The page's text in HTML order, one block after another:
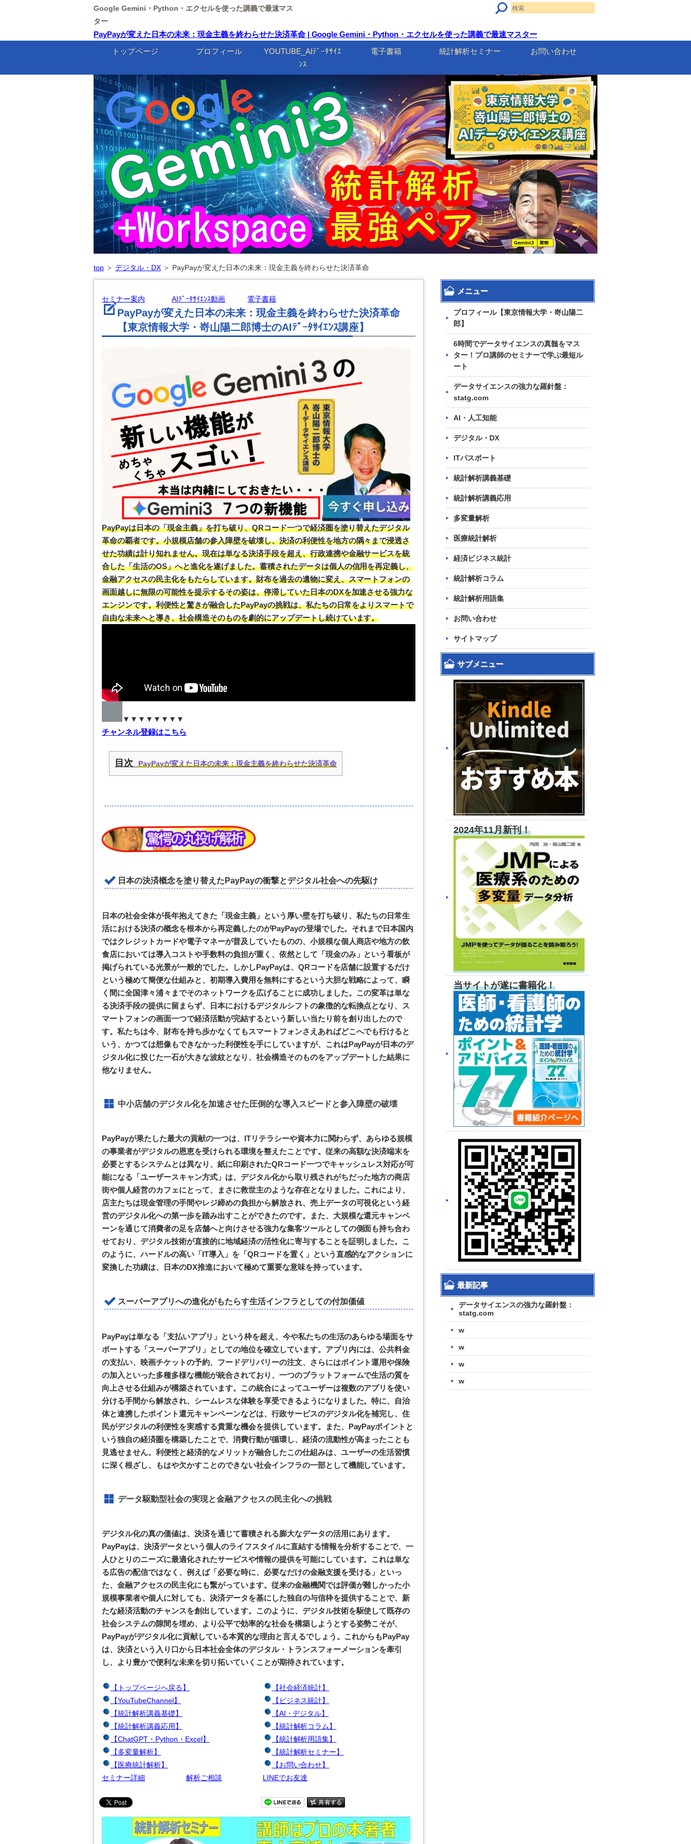
Google Gemini・Python・エクセルを使った講義で最速マス
ター
PayPayが変えた日本の未来：現金主義を終わらせた決済革命 | Google Gemini・Python・エクセルを使った講義で最速マスター
トップページ
プロフィール
YOUTUBE_AIﾃﾞｰﾀｻｲｴ
ﾝｽ
電子書籍 統計解析セミナー お問い合わせ
top＞ デジタル・DX＞ PayPayが変えた日本の未来：現金主義を終わらせた決済革命
セミナー案内 AIﾃﾞｰﾀｻｲｴﾝｽ動画 電子書籍
PayPayが変えた日本の未来：現金主義を終わらせた決済革命
【東京情報大学・嵜山陽二郎博士のAIﾃﾞｰﾀｻｲｴﾝｽ講座】
PayPayは日本の「現金主義」を打ち破り、QRコード一つで経済圏を塗り替えたデジタル
革命の覇者です。小規模店舗の参入障壁を破壊し、決済の利便性を地方の隅々まで浸透さ
せた功績は計り知れません。現在は単なる決済手段を超え、行政連携や金融サービスを統
合した「生活のOS」へと進化を遂げました。蓄積されたデータは個人の信用を再定義し、
金融アクセスの民主化をもたらしています。財布を過去の遺物に変え、スマートフォンの
画面越しに無限の可能性を提示するその姿は、停滞していた日本のDXを加速させる強力な
エンジンです。利便性と驚きが融合したPayPayの挑戦は、私たちの日常をよりスマートで
自由な未来へと導き、社会構造そのものを劇的にアップデートし続けています。
▼▼▼▼▼▼▼▼
チャンネル登録はこちら
目次PayPayが変えた日本の未来：現金主義を終わらせた決済革命
日本の決済概念を塗り替えたPayPayの衝撃とデジタル社会への先駆け
日本の社会全体が長年抱えてきた「現金主義」という厚い壁を打ち破り、私たちの日常生
活における決済の概念を根本から再定義したのがPayPayの登場でした。それまで日本国内
ではクレジットカードや電子マネーが普及していたものの、小規模な個人商店や地方の飲
食店においては導入コストや手数料の負担が重く、依然として「現金のみ」という看板が
掲げられている光景が一般的でした。しかしPayPayは、QRコードを店舗に設置するだけ
という極めて簡便な仕組みと、初期導入費用を無料にするという大胆な戦略によって、瞬
く間に全国津々浦々までそのネットワークを広げることに成功しました。この変革は単な
る決済手段の提供に留まらず、日本におけるデジタルシフトの象徴的な転換点となり、ス
マートフォンの画面一つで経済活動が完結するという新しい当たり前を創り出したので
す。私たちは今、財布を持ち歩かなくてもスマートフォンさえあればどこへでも行けると
いう、かつては想像もできなかった利便性を手にしていますが、これはPayPayが日本のデ
ジタル化に投じた一石が大きな波紋となり、社会構造そのものをアップデートした結果に
他なりません。
中小店舗のデジタル化を加速させた圧倒的な導入スピードと参入障壁の破壊
PayPayが果たした最大の貢献の一つは、ITリテラシーや資本力に関わらず、あらゆる規模
の事業者がデジタルの恩恵を受けられる環境を整えたことです。従来の高額な決済端末を
必要とするシステムとは異なり、紙に印刷されたQRコード一つでキャッシュレス対応が可
能になる「ユーザースキャン方式」は、デジタル化から取り残されがちだった地方の商店
街や個人経営のカフェにとって、まさに救世主のような存在となりました。これにより、
店主たちは現金管理の手間やレジ締めの負担から解放され、売上データの可視化という経
営のデジタル化への第一歩を踏み出すことができたのです。また、大規模な還元キャンペ
ーンを通じて消費者の足を店舗へと向けさせる強力な集客ツールとしての側面も持ち合わ
せており、デジタル技術が直接的に地域経済の活性化に寄与することを証明しました。こ
のように、ハードルの高い「IT導入」を「QRコードを置く」という直感的なアクションに
変換した功績は、日本のDX推進において極めて重要な意味を持っています。
スーパーアプリへの進化がもたらす生活インフラとしての付加価値
PayPayは単なる「支払いアプリ」という枠を超え、今や私たちの生活のあらゆる場面をサ
ポートする「スーパーアプリ」としての地位を確立しています。アプリ内には、公共料金
の支払い、映画チケットの予約、フードデリバリーの注文、さらにはポイント運用や保険
の加入といった多種多様な機能が統合されており、一つのプラットフォームで生活の質を
向上させる仕組みが構築されています。この統合によってユーザーは複数のアプリを使い
分ける手間から解放され、シームレスな体験を享受できるようになりました。特に、自治
体と連携したポイント還元キャンペーンなどは、行政サービスのデジタル化を補完し、住
民がデジタルの利便性を実感する貴重な機会を提供しています。また、PayPayポイントと
いう独自の経済圏を構築したことで、消費行動が循環し、経済の流動性が高まったことも
見逃せません。利便性と経済的なメリットが融合したこの仕組みは、ユーザーの生活習慣
に深く根ざし、もはや欠かすことのできない社会インフラの一部として機能しています。
データ駆動型社会の実現と金融アクセスの民主化への挑戦
デジタル化の真の価値は、決済を通じて蓄積される膨大なデータの活用にあります。
PayPayは、決済データという個人のライフスタイルに直結する情報を分析することで、一
人ひとりのニーズに最適化されたサービスや情報の提供を可能にしています。これは単な
る広告の配信ではなく、例えば「必要な時に、必要なだけの金融支援を受ける」といっ
た、金融アクセスの民主化にも繋がっています。従来の金融機関では評価が難しかった小
規模事業者や個人に対しても、決済データを基にした独自の与信枠を提供することで、新
たな経済活動のチャンスを創出しています。このように、デジタル技術を駆使して既存の
社会システムの隙間を埋め、より公平で効率的な社会を構築しようとする姿勢こそが、
PayPayがデジタル化に貢献している本質的な理由と言えるでしょう。これからもPayPay
は、決済という入り口から日本社会全体のデジタル・トランスフォーメーションを牽引
し、より豊かで便利な未来を切り拓いていくことが期待されています。
【トップページへ戻る】
【YouTubeChannel】
【統計解析講義基礎】
【統計解析講義応用】
【ChatGPT・Python・Excel】
【多変量解析】
【医療統計解析】
【社会経済統計】
【ビジネス統計】
【AI・デジタル】
【統計解析コラム】
【統計解析用語集】
【統計解析セミナー】
【お問い合わせ】
セミナー詳細
解析ご相談 LINEでお友達
メニュー
プロフィール【東京情報大学・嵜山陽二
郎】
6時間でデータサイエンスの真髄をマス
ター！プロ講師のセミナーで学ぶ最短ル
ート
データサイエンスの強力な羅針盤：
statg.com
AI・人工知能
デジタル・DX
ITパスポート
統計解析講義基礎
統計解析講義応用
多変量解析
医療統計解析
経済ビジネス統計
統計解析コラム
統計解析用語集
お問い合わせ
サイトマップ
サブメニュー
2024年11月新刊！
当サイトが遂に書籍化！
最新記事
データサイエンスの強力な羅針盤：
statg.com
w
w
w
w